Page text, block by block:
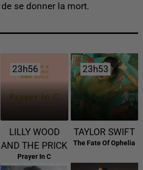
se donner la mort.
23h56
23h56
LILLY WOOD
AND THE PRICK
Prayer In C
23h53
23h53
TAYLOR SWIFT
The Fate Of Ophelia